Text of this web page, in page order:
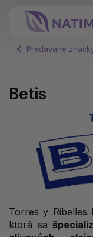
Predávané
Betis
Torres y Ribelles
ktorá sa